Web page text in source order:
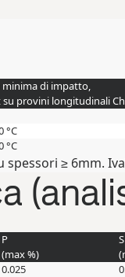
minima di impatto,
su provini longitudinali
°C
°C
spessori ≥ 6mm.
P
(max%)
S
0.025